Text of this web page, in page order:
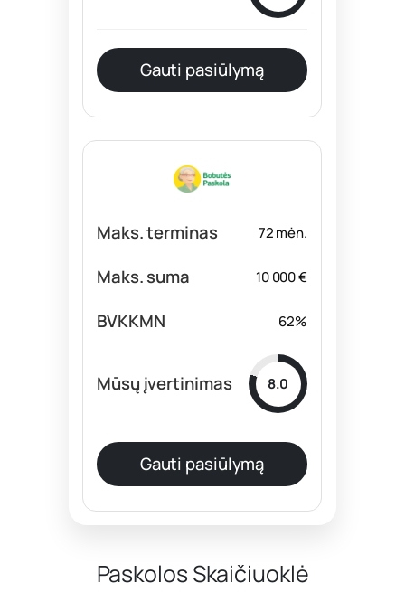
Gauti pasiūlymą
72 mėn.
10 000 €
62%
8.0
Gauti pasiūlymą
Paskolos Skaičiuoklė